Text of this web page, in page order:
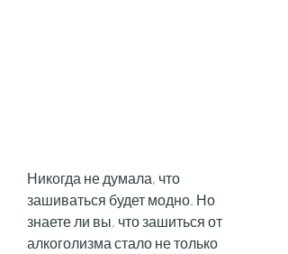
Никогда не думала, что
зашиваться будет модно. Но
знаете ли вы, что зашиться от
алкоголизма стало не только